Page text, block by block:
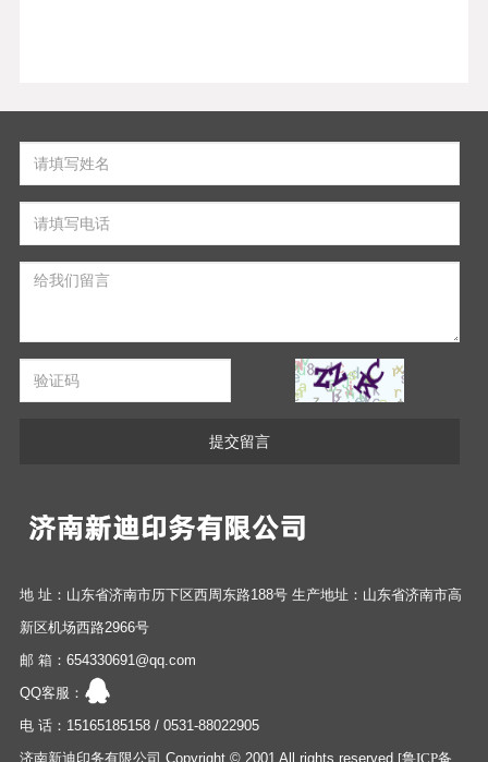
提交留言
地 址：山东省济南市历下区西周东路188号 生产地址：山东省济南市高
新区机场西路2966号
邮 箱：654330691@qq.com
QQ客服：
电 话：15165185158 / 0531-88022905
济南新迪印务有限公司 Copyright © 2001 All rights reserved [鲁ICP备